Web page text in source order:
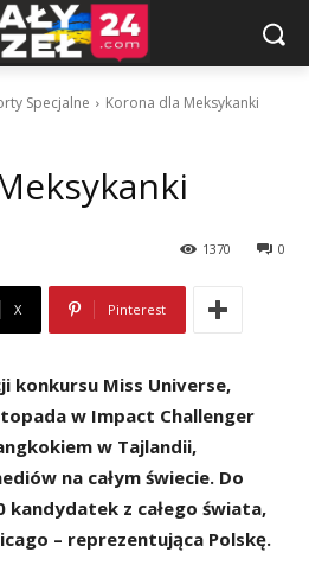
Specjalne Korona dla Meksykanki
0
1370
X Pinterest
konkursu Miss Universe,
w Impact Challenger
w Tajlandii,
na całym świecie. Do
kandydatek z całego świata,
– reprezentująca Polskę.